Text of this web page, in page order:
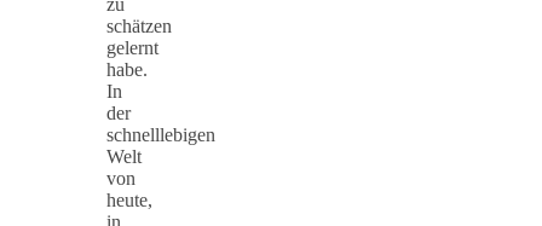
schätzen
gelernt
habe.
In
der
schnelllebigen
Welt
von
heute,
in